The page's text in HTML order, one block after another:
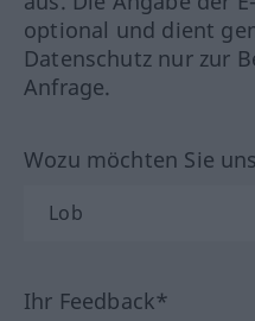
optional und dient
Datenschutz nur zur
Anfrage.
Wozu möchten Sie
Ihr Feedback*